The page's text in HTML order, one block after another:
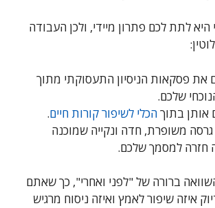
לתת לכם פתרון מיידי, ולכן העבודה
את פסקאות הניסיון התעסוקתי מתוך
שלכם.
אותן בתוךהכלי לשיפור קורות חיים.
משופרת, חדה ונקייה שמוכנה
חזרה למסמך שלכם.
ברורה של "לפני ואחרי", כך שאתם
איזה שיפור לאמץ ואיזה ניסוח מרגיש